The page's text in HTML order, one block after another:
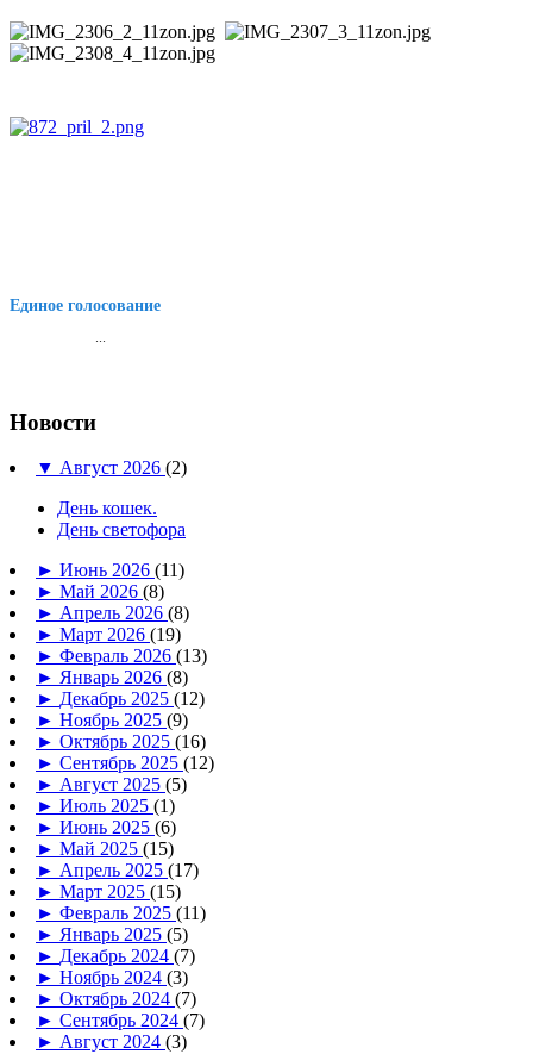
Единое голосование
...
Новости
▼ Август 2026 (2)
День кошек.
День светофора
► Июнь 2026 (11)
► Май 2026 (8)
► Апрель 2026 (8)
► Март 2026 (19)
► Февраль 2026 (13)
► Январь 2026 (8)
► Декабрь 2025 (12)
► Ноябрь 2025 (9)
► Октябрь 2025 (16)
► Сентябрь 2025 (12)
► Август 2025 (5)
► Июль 2025 (1)
► Июнь 2025 (6)
► Май 2025 (15)
► Апрель 2025 (17)
► Март 2025 (15)
► Февраль 2025 (11)
► Январь 2025 (5)
► Декабрь 2024 (7)
► Ноябрь 2024 (3)
► Октябрь 2024 (7)
► Сентябрь 2024 (7)
► Август 2024 (3)